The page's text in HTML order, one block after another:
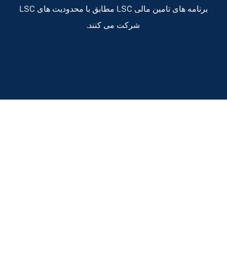
برنامه های تامین مالی LSC مطابق با محدودیت های LSC
شرکت می کنند.